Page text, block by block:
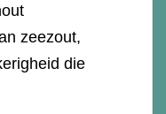
zeezout,
die